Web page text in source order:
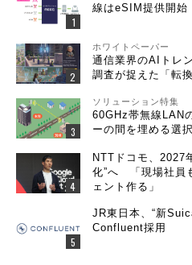
線はeSIM提供開始
ホワイトペーパー
通信業界のAIトレ
調査が捉えた「転換
ソリューション特集
60GHz帯無線LAN
ーの間を埋める選
NTTドコモ、2027
化”へ 「現場社員
ェント作る」
JR東日本、“新
Confluent採用